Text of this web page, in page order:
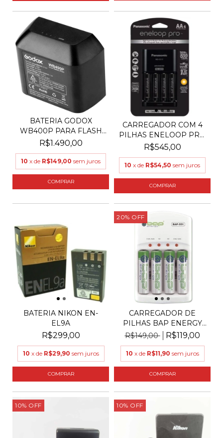
BATERIA GODOX
WB400P PARA FLASH
AD400
R$1.490,00
10 x de R$149,00 sem juros
CARREGADOR COM 4
PILHAS ENELOOP PRO
PANA...
R$545,00
10 x de R$54,50 sem juros
BATERIA NIKON EN-
EL9A
R$299,00
10 x de R$29,90 sem juros
20% OFF
CARREGADOR DE
PILHAS BAP ENERGY
BAP-551...
R$149,00 R$119,00
10 x de R$11,90 sem juros
10% OFF 10% OFF